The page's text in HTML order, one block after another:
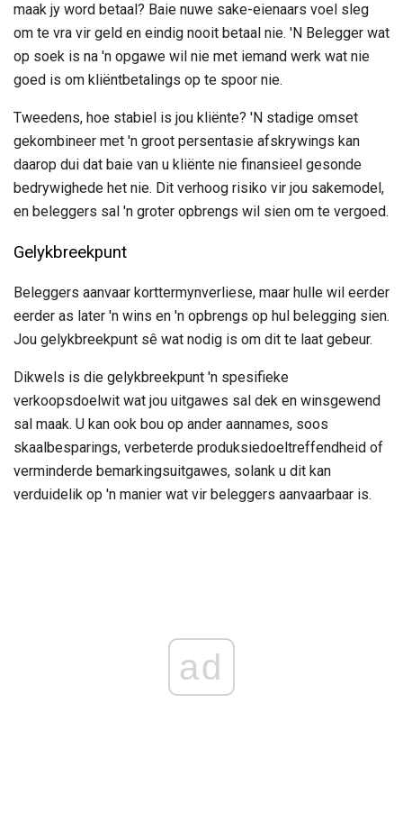
maak jy word betaal? Baie nuwe sake-eienaars voel sleg
om te vra vir geld en eindig nooit betaal nie. 'N Belegger wat
op soek is na 'n opgawe wil nie met iemand werk wat nie
goed is om kliëntbetalings op te spoor nie.
Tweedens, hoe stabiel is jou kliënte? 'N stadige omset
gekombineer met 'n groot persentasie afskrywings kan
daarop dui dat baie van u kliënte nie finansieel gesonde
bedrywighede het nie. Dit verhoog risiko vir jou sakemodel,
en beleggers sal 'n groter opbrengs wil sien om te vergoed.
Gelykbreekpunt
Beleggers aanvaar korttermynverliese, maar hulle wil eerder
eerder as later 'n wins en 'n opbrengs op hul belegging sien.
Jou gelykbreekpunt sê wat nodig is om dit te laat gebeur.
Dikwels is die gelykbreekpunt 'n spesifieke
verkoopsdoelwit wat jou uitgawes sal dek en winsgewend
sal maak. U kan ook bou op ander aannames, soos
skaalbesparings, verbeterde produksiedoeltreffendheid of
verminderde bemarkingsuitgawes, solank u dit kan
verduidelik op 'n manier wat vir beleggers aanvaarbaar is.
ad